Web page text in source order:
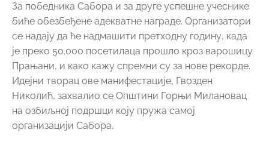
За победника Сабора и за друге успешне учеснике
биће обезбеђене адекватне награде. Организатори
се надају да ће надмашити претходну годину, када
је преко 50.000 посетилаца прошло кроз варошицу
Прањани, и како кажу спремни су за нове рекорде.
Идејни творац ове манифестације, Гвозден
Николић, захвалио се Општини Горњи Милановац
на озбиљној подршци коју пружа самој
организацији Сабора.